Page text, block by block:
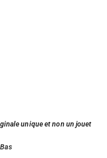
unique et non un jouet